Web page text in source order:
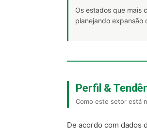
Os estados que mais
planejando expansão
Perfil &
Como este setor está
De acordo com dados